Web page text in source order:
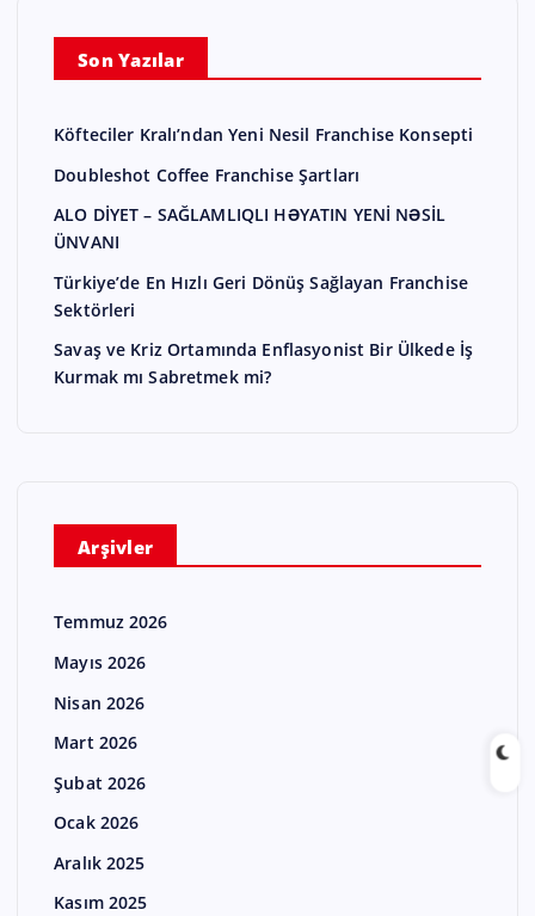
Son Yazılar
Köfteciler Kralı’ndan Yeni Nesil Franchise Konsepti
Doubleshot Coffee Franchise Şartları
ALO DİYET – SAĞLAMLIQLI HƏYATIN YENİ NƏSİL
ÜNVANI
Türkiye’de En Hızlı Geri Dönüş Sağlayan Franchise
Sektörleri
Savaş ve Kriz Ortamında Enflasyonist Bir Ülkede İş
Kurmak mı Sabretmek mi?
Arşivler
Temmuz 2026
Mayıs 2026
Nisan 2026
Mart 2026
Şubat 2026
Ocak 2026
Aralık 2025
Kasım 2025